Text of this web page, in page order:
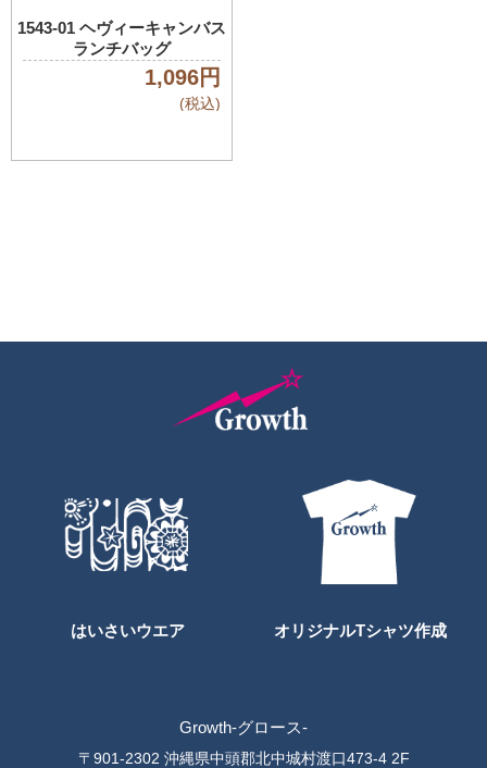
1543-01 ヘヴィーキャンバス
ランチバッグ
1,096円
(税込)
はいさいウエア オリジナルTシャツ作成
Growth-グロース-
〒901-2302 沖縄県中頭郡北中城村渡口473-4 2F